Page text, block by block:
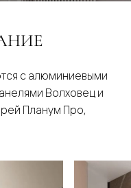
с алюминиевыми
Волховец и
Планум Про,